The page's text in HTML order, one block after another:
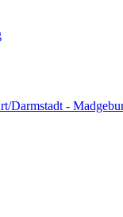
Darmstadt -